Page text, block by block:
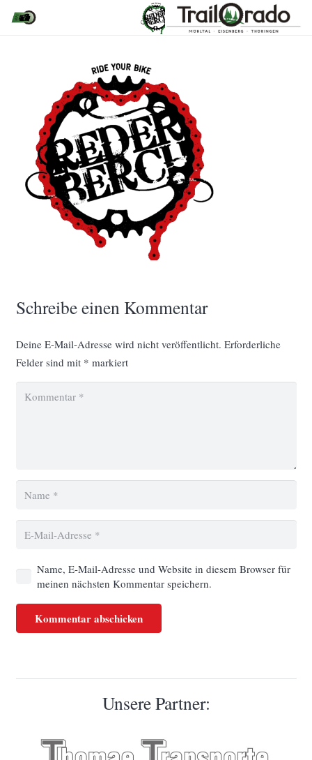
Schreibe einen Kommentar
Deine E-Mail-Adresse wird nicht veröffentlicht. Erforderliche
Felder sind mit * markiert
Name, E-Mail-Adresse und Website in diesem Browser für
meinen nächsten Kommentar speichern.
Kommentar abschicken
Unsere Partner: